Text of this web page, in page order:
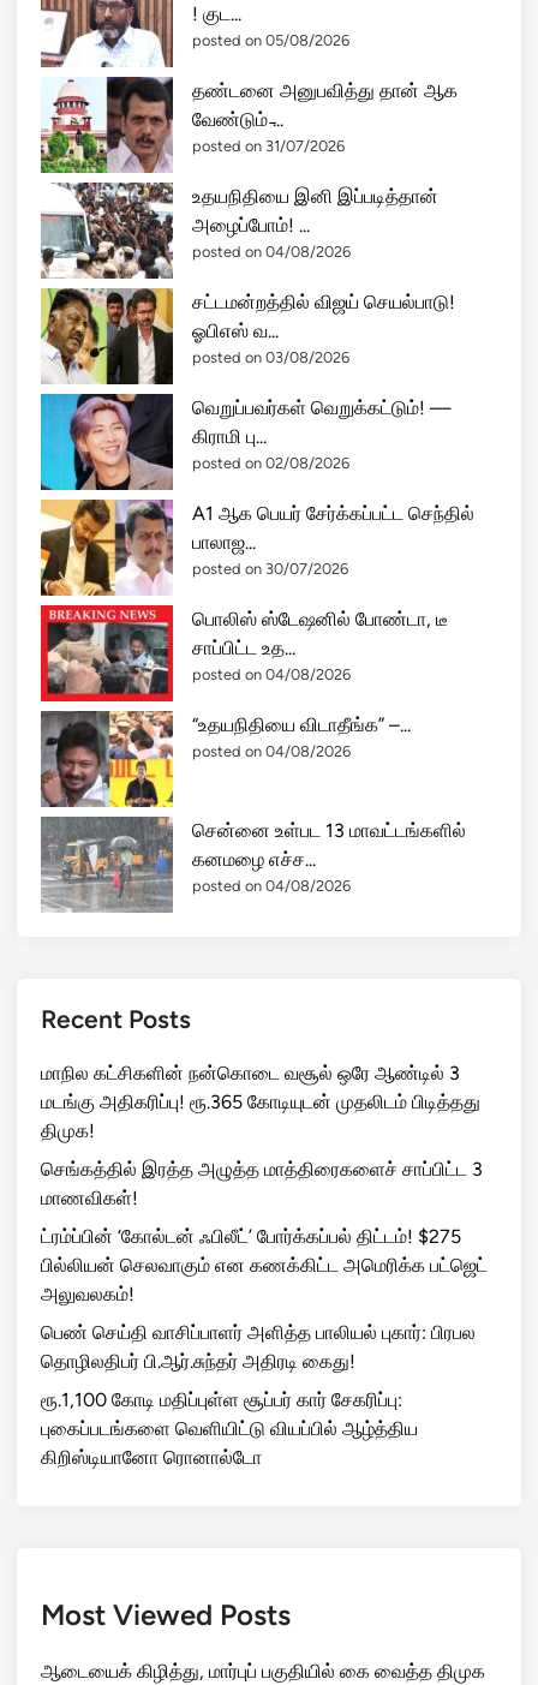
ட
தி
மு
க
;
த
மி
ழ
க
த்
தி
ல்
மு
டி
வு
க்
கு
வ
ந்
த
து
தி
மு
க
ஆ
ட்
சி
!
! குட...
posted on 05/08/2026
தண்டனை அனுபவித்து தான் ஆக
வேண்டும் ̵...
posted on 31/07/2026
உதயநிதியை இனி இப்படித்தான்
அழைப்போம்! ...
posted on 04/08/2026
சட்டமன்றத்தில் விஜய் செயல்பாடு!
ஓபிஎஸ் வ...
posted on 03/08/2026
வெறுப்பவர்கள் வெறுக்கட்டும்! —
கிராமி பு...
posted on 02/08/2026
A1 ஆக பெயர் சேர்க்கப்பட்ட செந்தில்
பாலாஜ...
posted on 30/07/2026
பொலிஸ் ஸ்டேஷனில் போண்டா, டீ
சாப்பிட்ட உத...
posted on 04/08/2026
“உதயநிதியை விடாதீங்க” –...
posted on 04/08/2026
சென்னை உள்பட 13 மாவட்டங்களில்
கனமழை எச்ச...
posted on 04/08/2026
Recent Posts
மாநில கட்சிகளின் நன்கொடை வசூல் ஒரே ஆண்டில் 3
மடங்கு அதிகரிப்பு! ரூ.365 கோடியுடன் முதலிடம் பிடித்தது
திமுக!
செங்கத்தில் இரத்த அழுத்த மாத்திரைகளைச் சாப்பிட்ட 3
மாணவிகள்!
ட்ரம்ப்பின் ‘கோல்டன் ஃபிலீட்’ போர்க்கப்பல் திட்டம்! $275
பில்லியன் செலவாகும் என கணக்கிட்ட அமெரிக்க பட்ஜெட்
அலுவலகம்!
பெண் செய்தி வாசிப்பாளர் அளித்த பாலியல் புகார்: பிரபல
தொழிலதிபர் பி.ஆர்.சுந்தர் அதிரடி கைது!
ரூ.1,100 கோடி மதிப்புள்ள சூப்பர் கார் சேகரிப்பு:
புகைப்படங்களை வெளியிட்டு வியப்பில் ஆழ்த்திய
கிறிஸ்டியானோ ரொனால்டோ
Most Viewed Posts
ஆடையைக் கிழித்து, மார்புப் பகுதியில் கை வைத்த திமுக